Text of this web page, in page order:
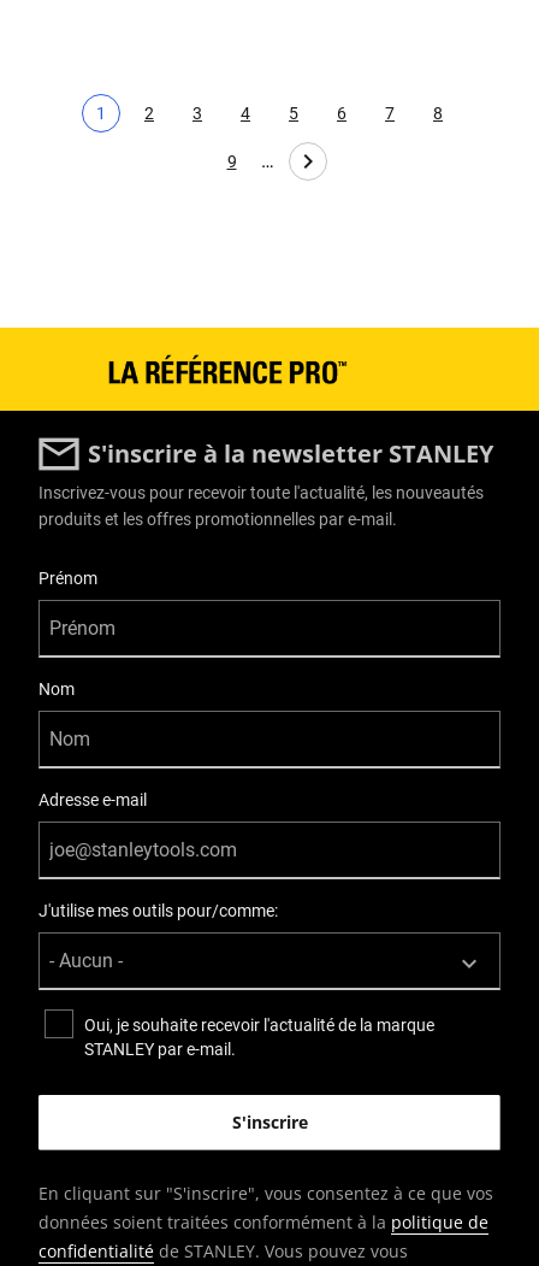
Page actuelle
1
Page
2
Page
3
Page
4
Page
5
Page
6
Page
7
Page
8
Page
9 …
S'inscrire à la newsletter STANLEY
Inscrivez-vous pour recevoir toute l'actualité, les nouveautés
produits et les offres promotionnelles par e-mail.
Prénom
Nom
Adresse e-mail
J'utilise mes outils pour/comme:
Oui, je souhaite recevoir l'actualité de la marque
STANLEY par e-mail.
En cliquant sur "S'inscrire", vous consentez à ce que vos
données soient traitées conformément à la politique de
confidentialité de STANLEY. Vous pouvez vous